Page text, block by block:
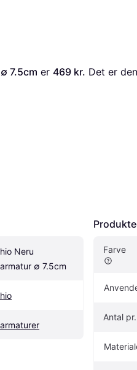
7.5cm er 469 kr. Det er
Neru
∅ 7.5cm
Farve
Antal